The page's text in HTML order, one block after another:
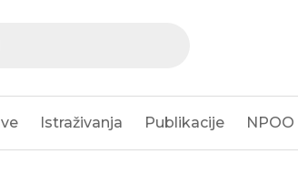
Istraživanja Publikacije NPOO